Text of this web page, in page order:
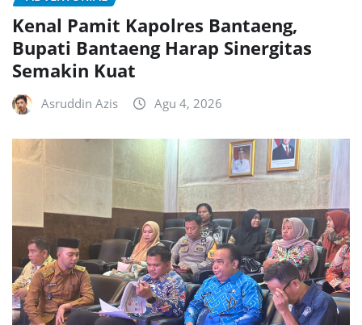
Kenal Pamit Kapolres Bantaeng,
Bupati Bantaeng Harap Sinergitas
Semakin Kuat
Asruddin Azis Agu 4, 2026